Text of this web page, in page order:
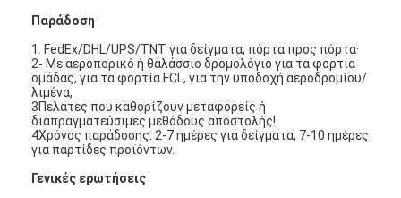
Φίλτρο τσαντών Hepa
Παράδοση
1. FedEx/DHL/UPS/TNT για δείγματα, πόρτα προς πόρτα·
2- Με αεροπορικό ή θαλάσσιο δρομολόγιο για τα φορτία
ομάδας, για τα φορτία FCL, για την υποδοχή αεροδρομίου/
λιμένα,
3Πελάτες που καθορίζουν μεταφορείς ή
διαπραγματεύσιμες μεθόδους αποστολής!
4Χρόνος παράδοσης: 2-7 ημέρες για δείγματα, 7-10 ημέρες
για παρτίδες προϊόντων.
Γενικές ερωτήσεις